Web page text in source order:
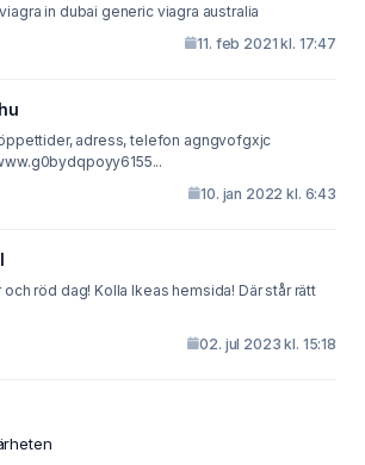
dapoextine viagra viagra in dubai generic viagra australia
11. feb 2021 kl. 17:47
adress, telefon agngvofgxjc
10. jan 2022 kl. 6:43
och röd dag! Kolla Ikeas hemsida! Där står rätt
02. jul 2023 kl. 15:18